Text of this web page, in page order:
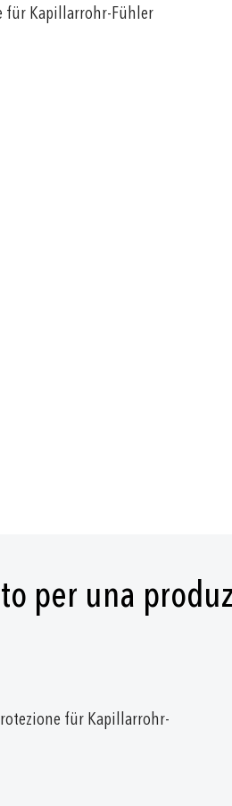
für Kapillarrohr-Fühler
per una
für Kapillarrohr-